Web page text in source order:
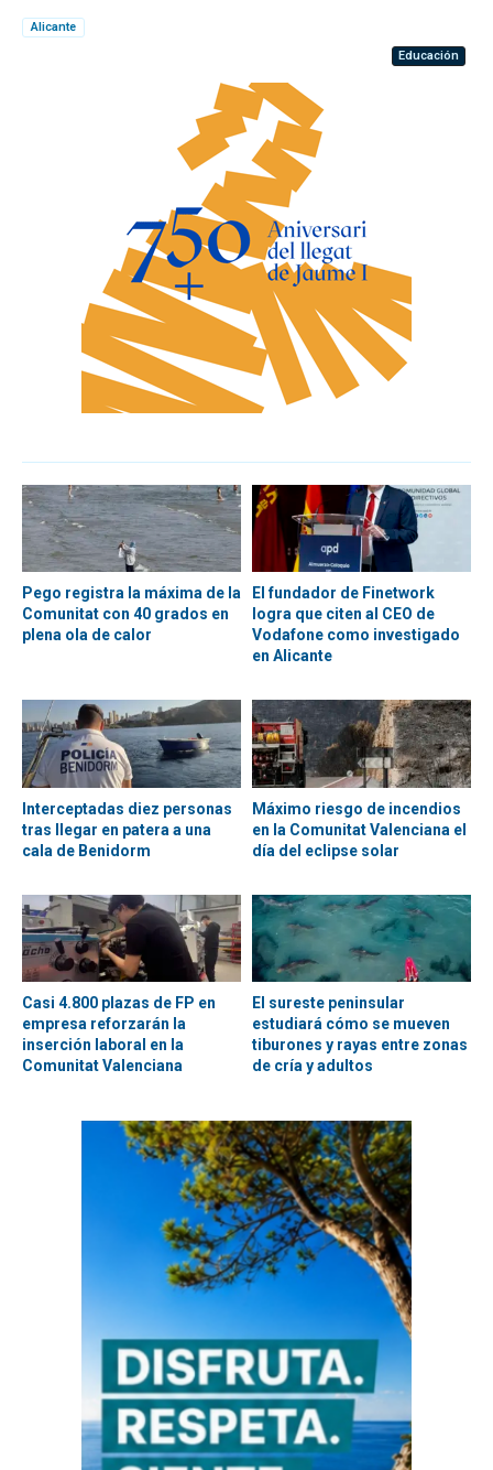
Alicante
Educación
Pego registra la máxima de la
Comunitat con 40 grados en
plena ola de calor
El fundador de Finetwork
logra que citen al CEO de
Vodafone como investigado
en Alicante
Interceptadas diez personas
tras llegar en patera a una
cala de Benidorm
Máximo riesgo de incendios
en la Comunitat Valenciana el
día del eclipse solar
Casi 4.800 plazas de FP en
empresa reforzarán la
inserción laboral en la
Comunitat Valenciana
El sureste peninsular
estudiará cómo se mueven
tiburones y rayas entre zonas
de cría y adultos